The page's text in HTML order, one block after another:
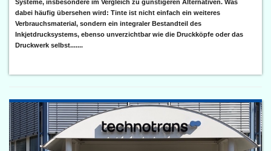
Systeme, insbesondere im Vergleich zu günstigeren Alternativen. Was
dabei häufig übersehen wird: Tinte ist nicht einfach ein weiteres
Verbrauchsmaterial, sondern ein integraler Bestandteil des
Inkjetdrucksystems, ebenso unverzichtbar wie die Druckköpfe oder das
Druckwerk selbst.......